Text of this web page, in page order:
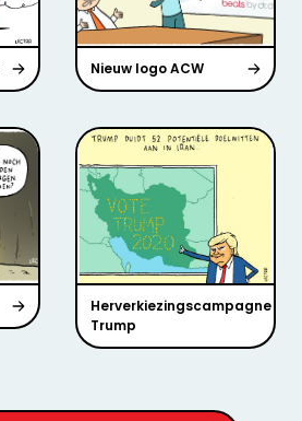
Nieuw logo ACW
Herverkiezingscampagne
Trump